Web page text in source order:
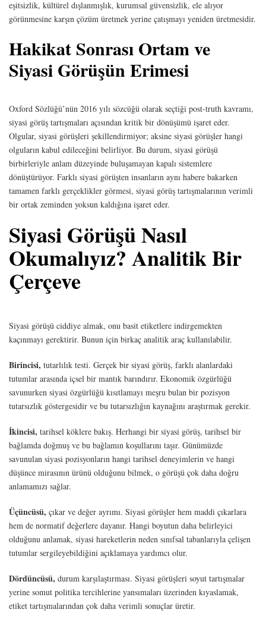
eşitsizlik, kültürel dışlanmışlık, kurumsal güvensizlik, ele alıyor
görünmesine karşın çözüm üretmek yerine çatışmayı yeniden üretmesidir.
Hakikat Sonrası Ortam ve
Siyasi Görüşün Erimesi
Oxford Sözlüğü’nün 2016 yılı sözcüğü olarak seçtiği post-truth kavramı,
siyasi görüş tartışmaları açısından kritik bir dönüşümü işaret eder.
Olgular, siyasi görüşleri şekillendirmiyor; aksine siyasi görüşler hangi
olguların kabul edileceğini belirliyor. Bu durum, siyasi görüşü
birbirleriyle anlam düzeyinde buluşamayan kapalı sistemlere
dönüştürüyor. Farklı siyasi görüşten insanların aynı habere bakarken
tamamen farklı gerçeklikler görmesi, siyasi görüş tartışmalarının verimli
bir ortak zeminden yoksun kaldığına işaret eder.
Siyasi Görüşü Nasıl
Okumalıyız? Analitik Bir
Çerçeve
Siyasi görüşü ciddiye almak, onu basit etiketlere indirgemekten
kaçınmayı gerektirir. Bunun için birkaç analitik araç kullanılabilir.
Birincisi, tutarlılık testi. Gerçek bir siyasi görüş, farklı alanlardaki
tutumlar arasında içsel bir mantık barındırır. Ekonomik özgürlüğü
savunurken siyasi özgürlüğü kısıtlamayı meşru bulan bir pozisyon
tutarsızlık göstergesidir ve bu tutarsızlığın kaynağını araştırmak gerekir.
İkincisi, tarihsel köklere bakış. Herhangi bir siyasi görüş, tarihsel bir
bağlamda doğmuş ve bu bağlamın koşullarını taşır. Günümüzde
savunulan siyasi pozisyonların hangi tarihsel deneyimlerin ve hangi
düşünce mirasının ürünü olduğunu bilmek, o görüşü çok daha doğru
anlamamızı sağlar.
Üçüncüsü, çıkar ve değer ayrımı. Siyasi görüşler hem maddi çıkarlara
hem de normatif değerlere dayanır. Hangi boyutun daha belirleyici
olduğunu anlamak, siyasi hareketlerin neden sınıfsal tabanlarıyla çelişen
tutumlar sergileyebildiğini açıklamaya yardımcı olur.
Dördüncüsü, durum karşılaştırması. Siyasi görüşleri soyut tartışmalar
yerine somut politika tercihlerine yansımaları üzerinden kıyaslamak,
etiket tartışmalarından çok daha verimli sonuçlar üretir.